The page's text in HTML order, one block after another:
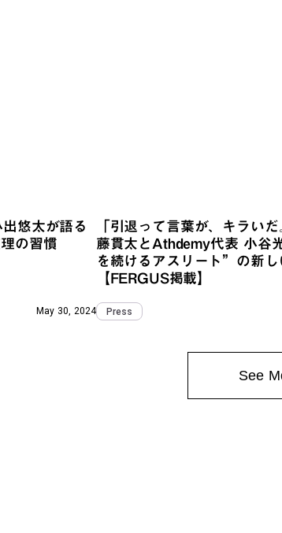
悠太が語る
の習慣
May 30, 2024
「引退って言葉が、キラい
藤貫太とAthdemy代表 小谷
を続けるアスリート”の新
【FERGUS掲載】
Press
See